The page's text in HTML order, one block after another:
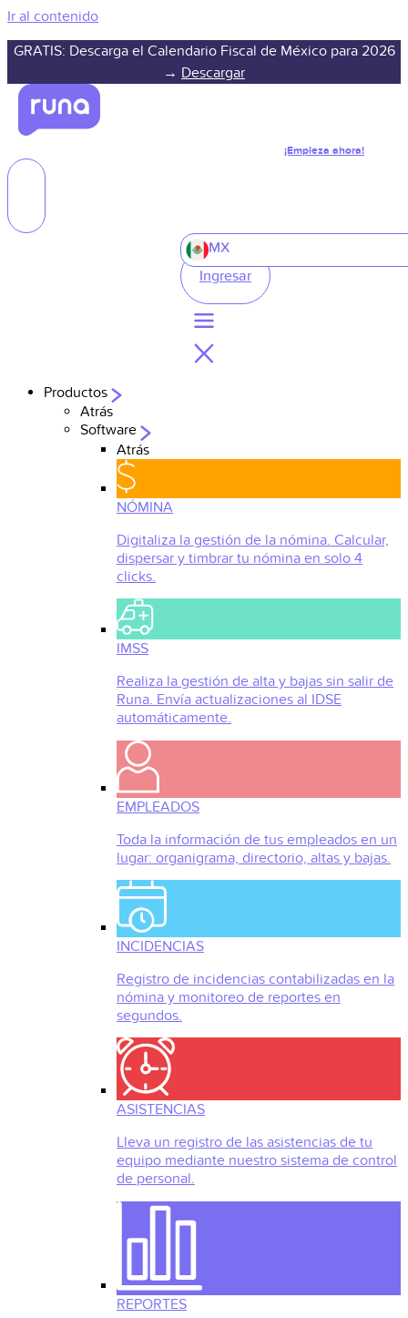
Ir al contenido
GRATIS: Descarga el Calendario Fiscal de México para 2026
→ Descargar
¡Empieza ahora!
MX
Ingresar
Productos
Atrás
Software
Atrás
NÓMINA
Digitaliza la gestión de la nómina. Calcular,
dispersar y timbrar tu nómina en solo 4
clicks.
IMSS
Realiza la gestión de alta y bajas sin salir de
Runa. Envía actualizaciones al IDSE
automáticamente.
EMPLEADOS
Toda la información de tus empleados en un
lugar: organigrama, directorio, altas y bajas.
INCIDENCIAS
Registro de incidencias contabilizadas en la
nómina y monitoreo de reportes en
segundos.
ASISTENCIAS
Lleva un registro de las asistencias de tu
equipo mediante nuestro sistema de control
de personal.
REPORTES